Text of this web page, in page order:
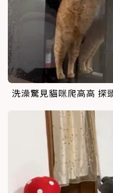
洗澡驚見貓咪爬高高 探